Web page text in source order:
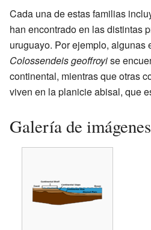
Cada una de estas familias
han encontrado en las distintas
uruguayo. Por ejemplo, algunas
Colossendeis geoffroyise
continental, mientras que otras
viven en la planicie abisal, que
Galería de imágenes